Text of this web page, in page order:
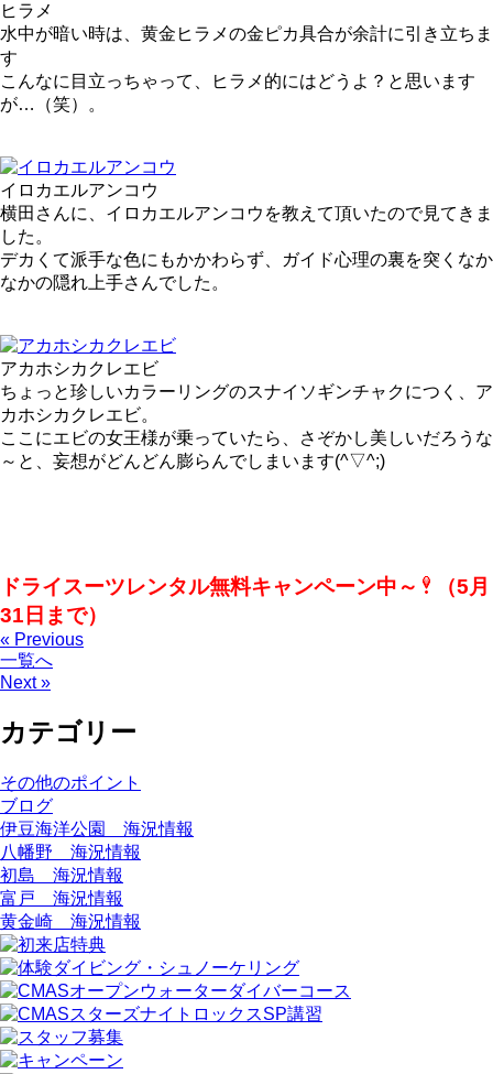
ヒラメ
水中が暗い時は、黄金ヒラメの金ピカ具合が余計に引き立ちま
す
こんなに目立っちゃって、ヒラメ的にはどうよ？と思います
が…（笑）。
イロカエルアンコウ
横田さんに、イロカエルアンコウを教えて頂いたので見てきま
した。
デカくて派手な色にもかかわらず、ガイド心理の裏を突くなか
なかの隠れ上手さんでした。
アカホシカクレエビ
ちょっと珍しいカラーリングのスナイソギンチャクにつく、ア
カホシカクレエビ。
ここにエビの女王様が乗っていたら、さぞかし美しいだろうな
～と、妄想がどんどん膨らんでしまいます(^▽^;)
ドライスーツレンタル無料キャンペーン中～
（5月
31日まで）
« Previous
一覧へ
Next »
カテゴリー
その他のポイント
ブログ
伊豆海洋公園 海況情報
八幡野 海況情報
初島 海況情報
富戸 海況情報
黄金崎 海況情報